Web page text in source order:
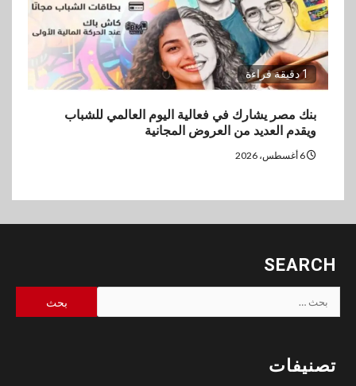
1 دقيقة قراءة
بنك مصر يشارك في فعالية اليوم العالمي للشباب
ويقدم العديد من العروض المجانية
SEARCH
البحث
عن:
تصنيفات